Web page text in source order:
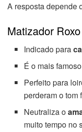
A resposta depende
Matizador Roxo
Indicado para
É o mais
Perfeito para
perderam o tom
Neutraliza o
muito tempo no